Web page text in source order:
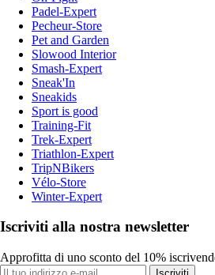
Padel-Expert
Pecheur-Store
Pet and Garden
Slowood Interior
Smash-Expert
Sneak'In
Sneakids
Sport is good
Training-Fit
Trek-Expert
Triathlon-Expert
TripNBikers
Vélo-Store
Winter-Expert
Iscriviti alla nostra newsletter
Approfitta di uno sconto del 10%